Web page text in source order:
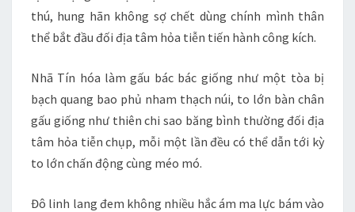
thú, hung hãn không sợ chết dùng chính mình thân
thể bắt đầu đối địa tâm hỏa tiễn tiến hành công kích.
Nhã Tín hóa làm gấu bác bác giống như một tòa bị
bạch quang bao phủ nham thạch núi, to lớn bàn chân
gấu giống như thiên chi sao băng bình thường đối địa
tâm hỏa tiễn chụp, mỗi một lần đều có thể dẫn tới kỳ
to lớn chấn động cùng méo mó.
Đô linh lang đem không nhiều hắc ám ma lực bám vào